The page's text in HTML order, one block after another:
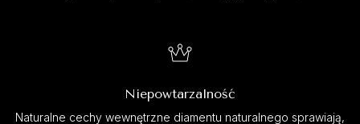
Niepowtarzalność
Naturalne cechy wewnętrzne diamentu naturalnego sprawiają,